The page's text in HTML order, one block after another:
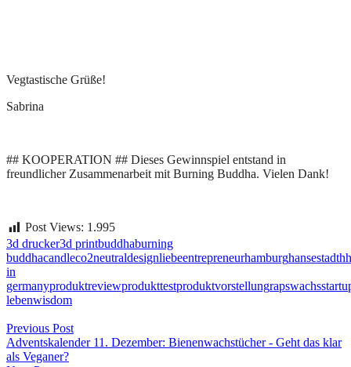
Vegtastische Grüße!
Sabrina
## KOOPERATION ## Dieses Gewinnspiel entstand in
freundlicher Zusammenarbeit mit Burning Buddha. Vielen Dank!
Post Views: 1.995
3d drucker3d printbuddhaburning
buddhacandleco2neutraldesignliebeentrepreneurhamburghansestadthh
in
germanyproduktreviewprodukttestproduktvorstellungrapswachs
lebenwisdom
Previous Post
Adventskalender 11. Dezember: Bienenwachstücher - Geht das klar
als Veganer?